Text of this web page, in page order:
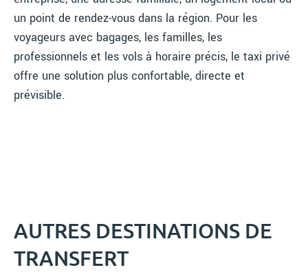
un point de rendez-vous dans la région. Pour les
voyageurs avec bagages, les familles, les
professionnels et les vols à horaire précis, le taxi privé
offre une solution plus confortable, directe et
prévisible.
AUTRES DESTINATIONS DE
TRANSFERT